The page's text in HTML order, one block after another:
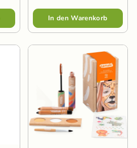
Menge
In den Warenkorb